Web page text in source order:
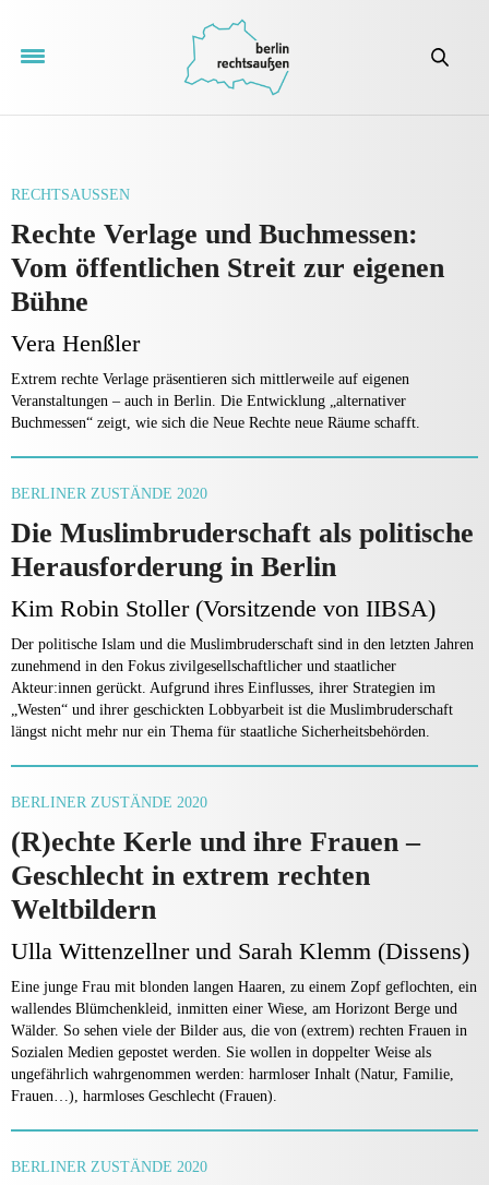
RECHTSAUSSEN
Rechte Verlage und Buchmessen:
Vom öffentlichen Streit zur eigenen
Bühne
Vera Henßler
Extrem rechte Verlage präsentieren sich mittlerweile auf eigenen
Veranstaltungen – auch in Berlin. Die Entwicklung „alternativer
Buchmessen“ zeigt, wie sich die Neue Rechte neue Räume schafft.
BERLINER ZUSTÄNDE 2020
Die Muslimbruderschaft als politische
Herausforderung in Berlin
Kim Robin Stoller (Vorsitzende von IIBSA)
Der politische Islam und die Muslimbruderschaft sind in den letzten Jahren
zunehmend in den Fokus zivilgesellschaftlicher und staatlicher
Akteur:innen gerückt. Aufgrund ihres Einflusses, ihrer Strategien im
„Westen“ und ihrer geschickten Lobbyarbeit ist die Muslimbruderschaft
längst nicht mehr nur ein Thema für staatliche Sicherheitsbehörden.
BERLINER ZUSTÄNDE 2020
(R)echte Kerle und ihre Frauen –
Geschlecht in extrem rechten
Weltbildern
Ulla Wittenzellner und Sarah Klemm (Dissens)
Eine junge Frau mit blonden langen Haaren, zu einem Zopf geflochten, ein
wallendes Blümchenkleid, inmitten einer Wiese, am Horizont Berge und
Wälder. So sehen viele der Bilder aus, die von (extrem) rechten Frauen in
Sozialen Medien gepostet werden. Sie wollen in doppelter Weise als
ungefährlich wahrgenommen werden: harmloser Inhalt (Natur, Familie,
Frauen…), harmloses Geschlecht (Frauen).
BERLINER ZUSTÄNDE 2020